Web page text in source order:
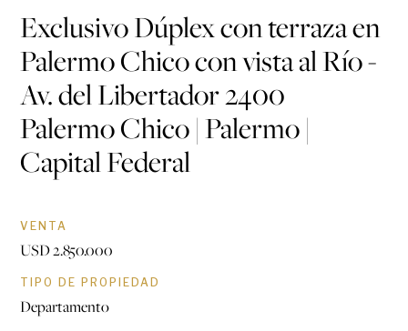
Exclusivo Dúplex con terraza en
Palermo Chico con vista al Río -
Av. del Libertador 2400
Palermo Chico | Palermo |
Capital Federal
VENTA
USD 2.850.000
TIPO DE PROPIEDAD
Departamento